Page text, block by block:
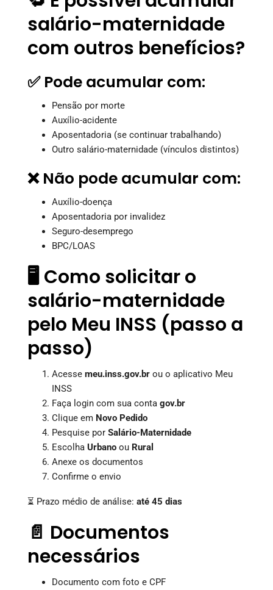
salário-maternidade
com outros benefícios?
✅ Pode acumular com:
Pensão por morte
Auxílio-acidente
Aposentadoria (se continuar trabalhando)
Outro salário-maternidade (vínculos distintos)
❌ Não pode acumular com:
Auxílio-doença
Aposentadoria por invalidez
Seguro-desemprego
BPC/LOAS
🖥️ Como solicitar o
salário-maternidade
pelo Meu INSS (passo a
passo)
Acesse meu.inss.gov.br ou o aplicativo Meu
INSS
Faça login com sua conta gov.br
Clique em Novo Pedido
Pesquise por Salário-Maternidade
Escolha Urbano ou Rural
Anexe os documentos
Confirme o envio
⏳ Prazo médio de análise: até 45 dias
📄 Documentos
necessários
Documento com foto e CPF